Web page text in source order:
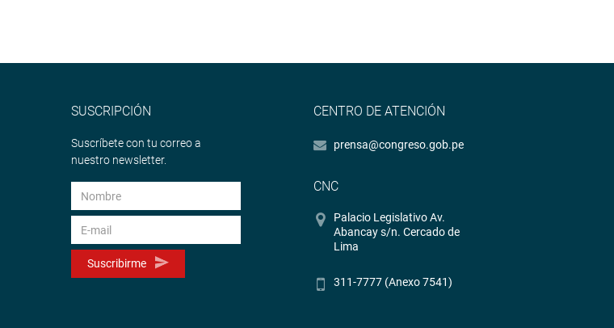
SUSCRIPCIÓN
Suscríbete con tu correo a
nuestro newsletter.
Suscribirme
CENTRO DE ATENCIÓN
prensa@congreso.gob.pe
CNC
Palacio Legislativo Av.
Abancay s/n. Cercado de
Lima
311-7777 (Anexo 7541)